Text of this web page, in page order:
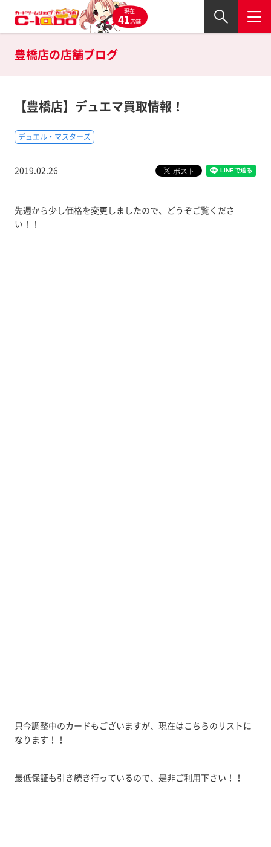
現在
41店舗
豊橋店の店舗ブログ
【豊橋店】デュエマ買取情報！
デュエル・マスターズ
2019.02.26
先週から少し価格を変更しましたので、どうぞご覧くださ
い！！
只今調整中のカードもございますが、現在はこちらのリストに
なります！！
最低保証も引き続き行っているので、是非ご利用下さい！！